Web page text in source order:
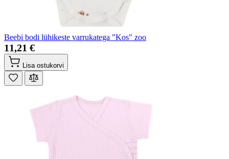
Beebi bodi lühikeste varrukatega "Kos" zoo
11,21 €
Lisa ostukorvi